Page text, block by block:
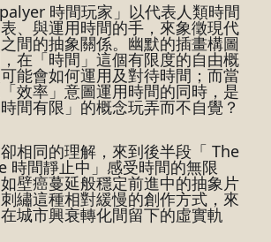
palyer 時間玩家」以代表人類時間
、與運用時間的手，來象徵現代
間的抽象關係。幽默的插畫構圖
在「時間」這個有限度的自由概
能會如何運用及對待時間；而當
效率」意圖運用時間的同時，是
間有限」的概念玩弄而不自覺？
相同的理解，來到後半段「 The
時間靜止中」感受時間的無限
壁癌蔓延般穩定前進中的抽象片
繡這種相對緩慢的創作方式，來
城市興衰轉化間留下的虛實軌